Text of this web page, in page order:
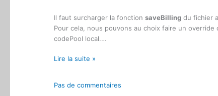
Il faut surcharger la fonction saveBillingdu fichier
Pour cela, nous pouvons au choix faire un
codePool local.…
Magento
calcul
Lire la suite »
Pas de commentaires